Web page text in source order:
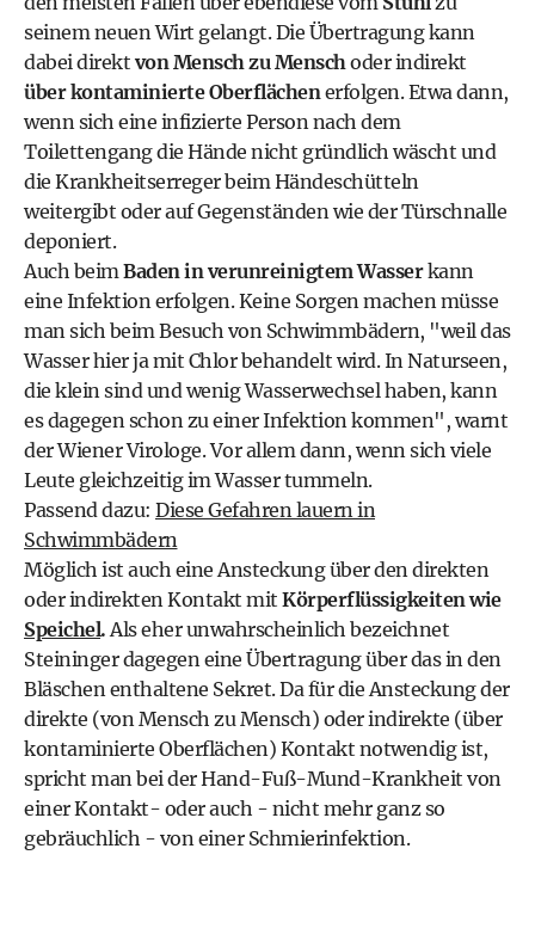
seinem neuen Wirt gelangt. Die Übertragung kann
dabei direkt von Mensch zu Menschoder indirekt
über kontaminierte Oberflächenerfolgen. Etwa dann,
wenn sich eine infizierte Person nach dem
Toilettengang die Hände nicht gründlich wäscht und
die Krankheitserreger beim Händeschütteln
weitergibt oder auf Gegenständen wie der Türschnalle
deponiert.
Auch beimBaden in verunreinigtem Wasserkann
eine Infektion erfolgen. Keine Sorgen machen müsse
man sich beim Besuch von Schwimmbädern, "weil das
Wasser hier ja mit Chlor behandelt wird. In Naturseen,
die klein sind und wenig Wasserwechsel haben, kann
es dagegen schon zu einer Infektion kommen", warnt
der Wiener Virologe. Vor allem dann, wenn sich viele
Leute gleichzeitig im Wasser tummeln.
Passend dazu: Diese Gefahren lauern in
Schwimmbädern
Möglich ist auch eine Ansteckung über den direkten
oder indirekten Kontakt mit Körperflüssigkeiten wie
Speichel.Als eher unwahrscheinlich bezeichnet
Steininger dagegen eine Übertragung über das in den
Bläschen enthaltene Sekret. Da für die Ansteckung der
direkte (von Mensch zu Mensch) oder indirekte (über
kontaminierte Oberflächen) Kontakt notwendig ist,
spricht man bei der Hand-Fuß-Mund-Krankheit von
einer Kontakt- oder auch - nicht mehr ganz so
gebräuchlich - von einer Schmierinfektion.